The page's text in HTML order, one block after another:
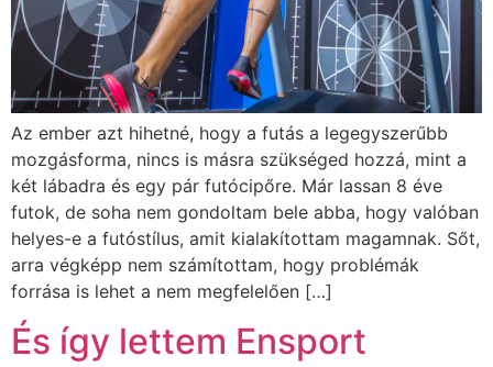
Az ember azt hihetné, hogy a futás a legegyszerűbb
mozgásforma, nincs is másra szükséged hozzá, mint a
két lábadra és egy pár futócipőre. Már lassan 8 éve
futok, de soha nem gondoltam bele abba, hogy valóban
helyes-e a futóstílus, amit kialakítottam magamnak. Sőt,
arra végképp nem számítottam, hogy problémák
forrása is lehet a nem megfelelően […]
És így lettem Ensport